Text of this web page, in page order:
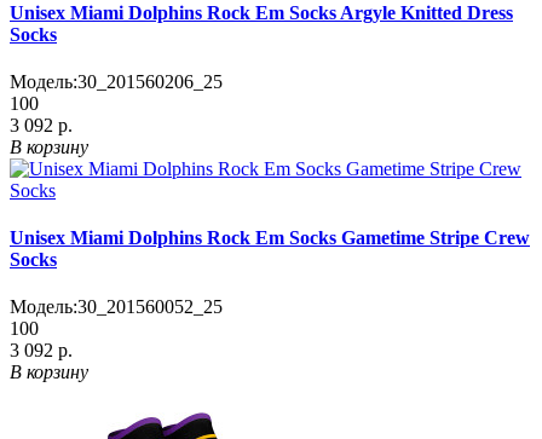
Unisex Miami Dolphins Rock Em Socks Argyle Knitted Dress
Socks
Модель:30_201560206_25
100
3 092 р.
В корзину
Unisex Miami Dolphins Rock Em Socks Gametime Stripe Crew
Socks
Модель:30_201560052_25
100
3 092 р.
В корзину